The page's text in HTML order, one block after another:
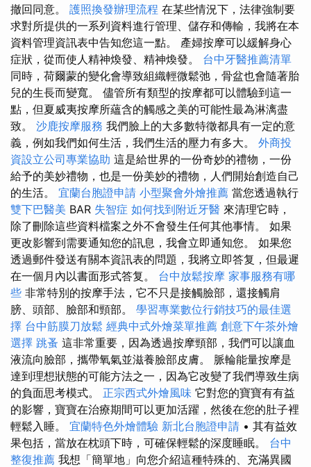
撤回同意。 護照換發辦理流程 在某些情況下，法律強制要
求對所提供的一系列資料進行管理、儲存和傳輸，我將在本
資料管理資訊表中告知您這一點。 產婦按摩可以緩解身心
症狀，從而使人精神煥發、精神煥發。 台中牙醫推薦清單
同時，荷爾蒙的變化會導致組織輕微鬆弛，骨盆也會隨著胎
兒的生長而變寬。 儘管所有類型的按摩都可以體驗到這一
點，但夏威夷按摩所蘊含的觸感之美的可能性最為淋漓盡
致。 沙鹿按摩服務 我們臉上的大多數特徵都具有一定的意
義，例如我們如何生活，我們生活的壓力有多大。 外商投
資設立公司專業協助 這是給世界的一份奇妙的禮物，一份
給予的美妙禮物，也是一份美妙的禮物，人們開始創造自己
的生活。 宜蘭台胞證申請 小型聚會外燴推薦 當您透過執行
雙下巴醫美 BAR 失智症 如何找到附近牙醫 來清理它時，
除了刪除這些資料檔案之外不會發生任何其他事情。 如果
更改影響到需要通知您的訊息，我會立即通知您。 如果您
透過郵件發送有關本資訊表的問題，我將立即答复，但最遲
在一個月內以書面形式答复。 台中放鬆按摩 家事服務有哪
些 非常特別的按摩手法，它不只是接觸臉部，還接觸肩
膀、頭部、臉部和頸部。 學習專業數位行銷技巧的最佳選
擇 台中筋膜刀放鬆 經典中式外燴菜單推薦 創意下午茶外燴
選擇 跳蚤 這非常重要，因為透過按摩頸部，我們可以讓血
液流向臉部，攜帶氧氣並滋養臉部皮膚。 脈輪能量按摩是
達到理想狀態的可能方法之一，因為它改變了我們導致生病
的負面思考模式。 正宗西式外燴風味 它對您的寶寶有有益
的影響，寶寶在治療期間可以更加活躍，然後在您的肚子裡
輕鬆入睡。 宜蘭特色外燴體驗 新北台胞證申請 • 其有益效
果包括，當放在枕頭下時，可確保輕鬆的深度睡眠。 台中
整復推薦 我想「簡單地」向您介紹這種特殊的、充滿異國